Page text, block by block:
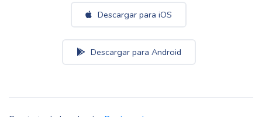
Descargar para iOS
Descargar para Android